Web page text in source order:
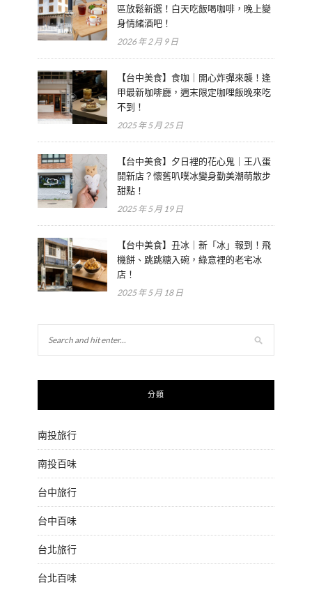
區放鬆新選！白天吃飯喝咖啡，晚上變
身情緒酒吧！
2026 年 2 月 9 日
【台中美食】食咖｜開心炸彈來襲！逢
甲最新咖啡廳，週末限定咖哩飯晚來吃
不到！
2025 年 5 月 25 日
【台中美食】夕日裡的花心鬼｜王八蛋
開新店？懷舊叭噗冰變身勤美潮萌散步
甜點！
2025 年 5 月 19 日
【台中美食】丑冰｜新「冰」報到！飛
機餅、跳跳糖入碗，綠意裡的老宅冰
店！
2025 年 5 月 18 日
分類
南投旅行
南投百味
台中旅行
台中百味
台北旅行
台北百味